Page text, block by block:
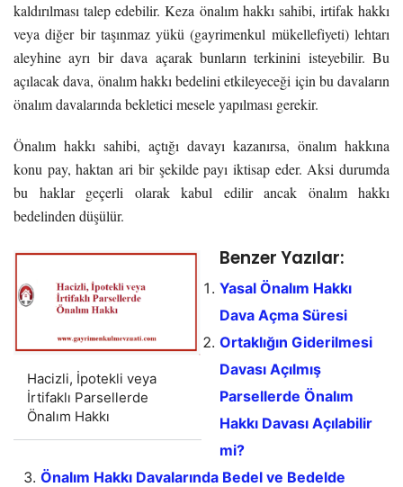
kaldırılması talep edebilir. Keza önalım hakkı sahibi, irtifak hakkı
veya diğer bir taşınmaz yükü (gayrimenkul mükellefiyeti) lehtarı
aleyhine ayrı bir dava açarak bunların terkinini isteyebilir. Bu
açılacak dava, önalım hakkı bedelini etkileyeceği için bu davaların
önalım davalarında bekletici mesele yapılması gerekir.
Önalım hakkı sahibi, açtığı davayı kazanırsa, önalım hakkına
konu pay, haktan ari bir şekilde payı iktisap eder. Aksi durumda
bu haklar geçerli olarak kabul edilir ancak önalım hakkı
bedelinden düşülür.
Hacizli, İpotekli veya
İrtifaklı Parsellerde
Önalım Hakkı
Benzer Yazılar:
Yasal Önalım Hakkı
Dava Açma Süresi
Ortaklığın Giderilmesi
Davası Açılmış
Parsellerde Önalım
Hakkı Davası Açılabilir
mi?
Önalım Hakkı Davalarında Bedel ve Bedelde